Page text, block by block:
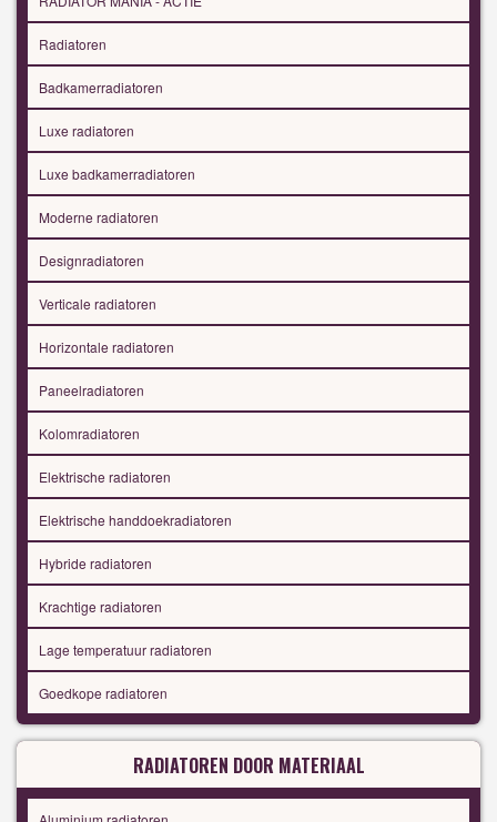
Radiatoren
Badkamerradiatoren
Luxe radiatoren
Luxe badkamerradiatoren
Moderne radiatoren
Designradiatoren
Verticale radiatoren
Horizontale radiatoren
Paneelradiatoren
Kolomradiatoren
Elektrische radiatoren
Elektrische handdoekradiatoren
Hybride radiatoren
Krachtige radiatoren
Lage temperatuur radiatoren
Goedkope radiatoren
RADIATOREN DOOR MATERIAAL